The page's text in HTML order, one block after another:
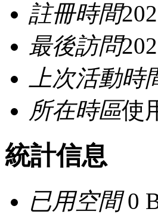
註冊時間
最後訪問
上次活動時
所在時區使
統計信息
已用空間0